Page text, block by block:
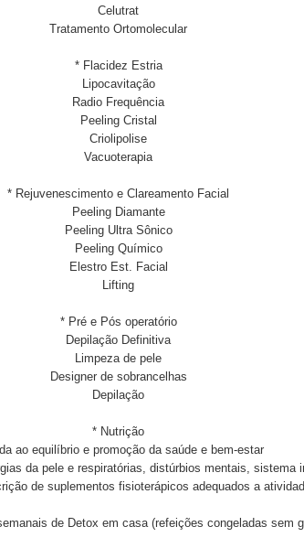
Celutrat
Tratamento Ortomolecular
* Flacidez Estria
Lipocavitação
Radio Frequência
Peeling Cristal
Criolipolise
Vacuoterapia
* Rejuvenescimento e Clareamento Facial
Peeling Diamante
Peeling Ultra Sônico
Peeling Químico
Elestro Est. Facial
Lifting
* Pré e Pós operatório
Depilação Definitiva
Limpeza de pele
Designer de sobrancelhas
Depilação
* Nutrição
ao equilíbrio e promoção da saúde e bem-estar
da pele e respiratórias, distúrbios mentais, sistema
de suplementos fisioterápicos adequados a
de Detox em casa (refeições congeladas sem